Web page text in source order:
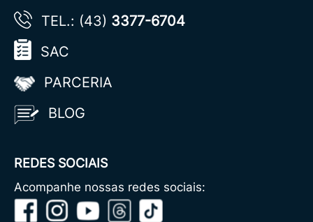
TEL.: (43) 3377-6704
SAC
PARCERIA
BLOG
REDES SOCIAIS
Acompanhe nossas redes sociais: